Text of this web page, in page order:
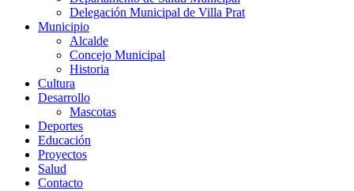
Delegación Municipal de Villa Prat
Municipio
Alcalde
Concejo Municipal
Historia
Cultura
Desarrollo
Mascotas
Deportes
Educación
Proyectos
Salud
Contacto